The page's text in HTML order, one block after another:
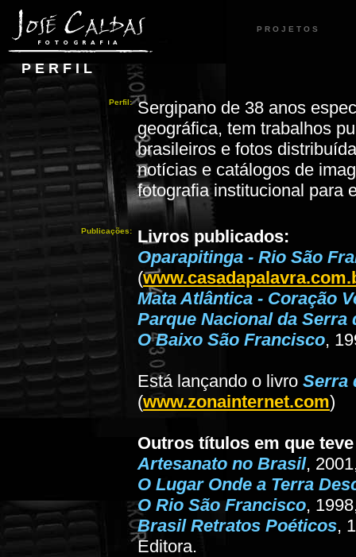
P R O J E T O S
P E R F I L
Perfil:
Sergipano de 38 anos
geográfica, tem trabalhos
brasileiros e fotos
notícias e catálogos de
fotografia institucional para
Publicações:
Livros publicados:
Oparapitinga - Rio São
(
Mata Atlântica - Coração
Parque Nacional da Serra
O Baixo São Francisco,
Está lançando o livro Serra
(www.zonainternet.com)
Outros títulos em que
Artesanato no Brasil,
O Lugar Onde a Terra
O Rio São Francisco,
Brasil Retratos Poéticos,
Editora.